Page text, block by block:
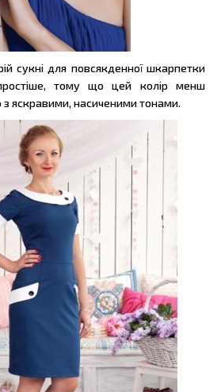
сукні для повсякденної шкарпетки
простіше, тому що цей колір менш
з яскравими, насиченими тонами.